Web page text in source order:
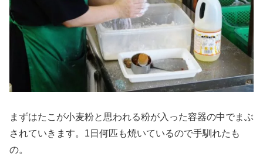
まずはたこが小麦粉と思われる粉が入った容器の中でまぶ
されていきます。1日何匹も焼いているので手馴れたも
の。